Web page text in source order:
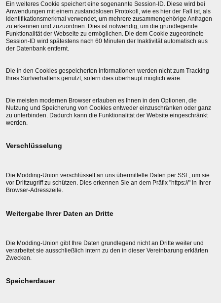
Ein weiteres Cookie speichert eine sogenannte Session-ID. Diese wird bei
Anwendungen mit einem zustandslosen Protokoll, wie es hier der Fall ist, als
Identifikationsmerkmal verwendet, um mehrere zusammengehörige Anfragen
zu erkennen und zuzuordnen. Dies ist notwendig, um die grundlegende
Funktionalität der Webseite zu ermöglichen. Die dem Cookie zugeordnete
Session-ID wird spätestens nach 60 Minuten der Inaktivität automatisch aus
der Datenbank entfernt.
Die in den Cookies gespeicherten Informationen werden nicht zum Tracking
Ihres Surfverhaltens genutzt, sofern dies überhaupt möglich wäre.
Die meisten modernen Browser erlauben es Ihnen in den Optionen, die
Nutzung und Speicherung von Cookies entweder einzuschränken oder ganz
zu unterbinden. Dadurch kann die Funktionalität der Website eingeschränkt
werden.
Verschlüsselung
Die Modding-Union verschlüsselt an uns übermittelte Daten per SSL, um sie
vor Drittzugriff zu schützen. Dies erkennen Sie an dem Präfix "https://" in Ihrer
Browser-Adresszeile.
Weitergabe Ihrer Daten an Dritte
Die Modding-Union gibt Ihre Daten grundlegend nicht an Dritte weiter und
verarbeitet sie ausschließlich intern zu den in dieser Vereinbarung erklärten
Zwecken.
Speicherdauer